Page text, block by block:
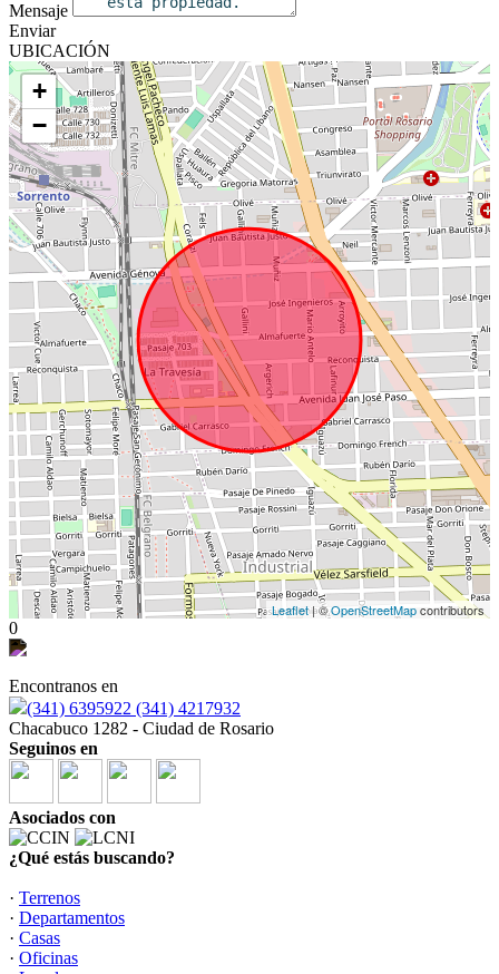
Mensaje
Enviar
UBICACIÓN
+
−
Leaflet| ©OpenStreetMapcontributors
0
Encontranos en
(341) 6395922 (341) 4217932
Chacabuco 1282 - Ciudad de Rosario
Seguinos en
Asociados con
¿Qué estás buscando?
· Terrenos
· Departamentos
· Casas
· Oficinas